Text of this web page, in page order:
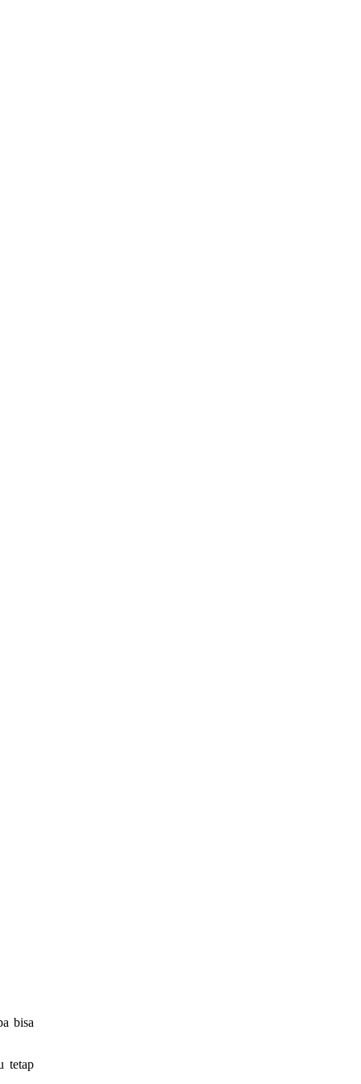
bisa
tetap